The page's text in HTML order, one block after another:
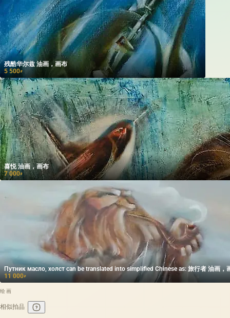
残酷华尔兹 油画，画布
5 500₽
喜悦 油画，画布
7 000₽
Путник масло, холст can be translated into simplified Chinese as:
11 000₽
绘画
相似拍品